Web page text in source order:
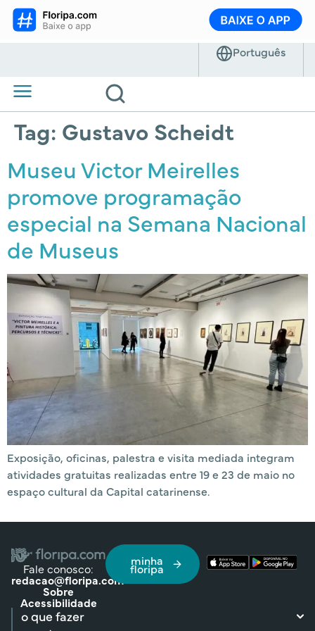
Tag: Gustavo Scheidt
Museu Victor Meirelles
promove programação
especial na Semana Nacional
de Museus
Exposição, oficinas, palestra e visita mediada integram
atividades gratuitas realizadas entre 19 e 23 de maio no
espaço cultural da Capital catarinense.
Fale conosco:
redacao@floripa.com
Sobre
Acessibilidade
minha
floripa
o que fazer